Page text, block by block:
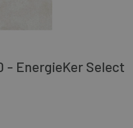
- EnergieKer Select